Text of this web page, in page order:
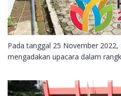
Pada tanggal 25 November
mengadakan upacara dalam